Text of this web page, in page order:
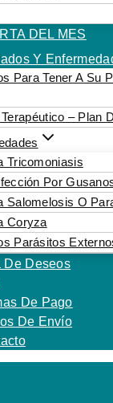
DEL MES
Y
Para Tener A Su
– Plan
Tricomoniasis
Por
Salomelosis O
Coryza
Parásitos
De Deseos
De Pago
De Envío